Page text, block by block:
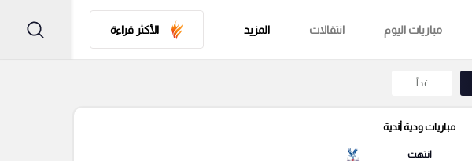
مباريات اليوم انتقالات المزيد الأكثر قراءة
غداً
مباريات ودية أندية
انتهت